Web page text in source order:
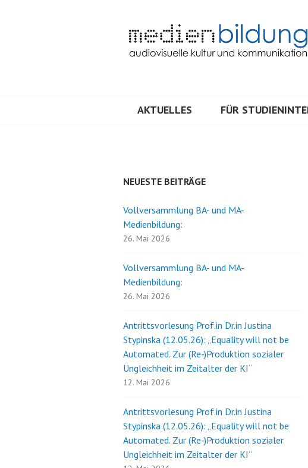
MEDIENBILDUNG
AKTUELLES FÜR
NEUESTE BEITRÄGE
Vollversammlung BA- und MA-
Medienbildung:
26. Mai 2026
Vollversammlung BA- und MA-
Medienbildung:
26. Mai 2026
Antrittsvorlesung Prof.in Dr.in Justina
Stypinska (12.05.26): „Equality will not be
Automated. Zur (Re-)Produktion sozialer
Ungleichheit im Zeitalter der KI“
12. Mai 2026
Antrittsvorlesung Prof.in Dr.in Justina
Stypinska (12.05.26): „Equality will not be
Automated. Zur (Re-)Produktion sozialer
Ungleichheit im Zeitalter der KI“